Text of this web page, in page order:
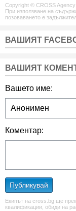
Copyright © CROSS Agency
При използване на
позоваването е
ВАШИЯТ
ВАШИЯТ
Вашето име:
Коментар:
Публикувай
Екипът на cross.bg ще
квалификации, обиди на